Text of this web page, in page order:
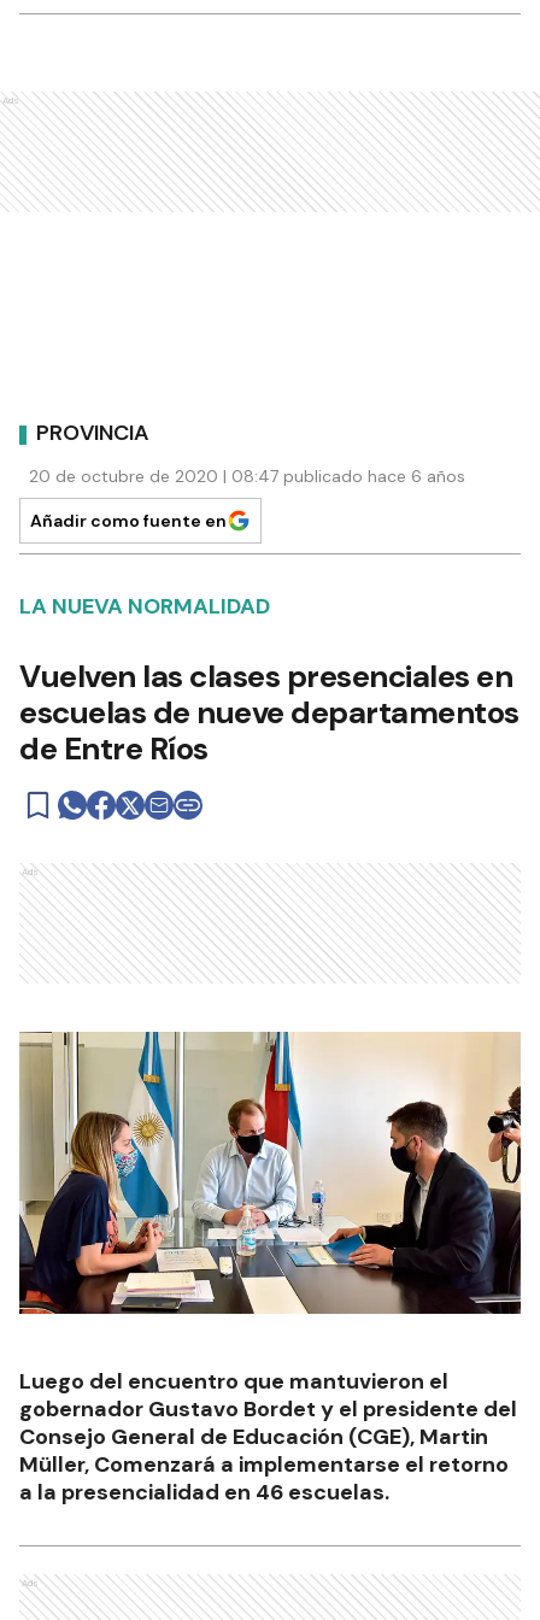
Ads
PROVINCIA
20 de octubre de 2020 | 08:47 publicado hace 6 años
Añadir como fuente en
LA NUEVA NORMALIDAD
Vuelven las clases presenciales en
escuelas de nueve departamentos
de Entre Ríos
Ads
Luego del encuentro que mantuvieron el
gobernador Gustavo Bordet y el presidente del
Consejo General de Educación (CGE), Martin
Müller, Comenzará a implementarse el retorno
a la presencialidad en 46 escuelas.
Ads